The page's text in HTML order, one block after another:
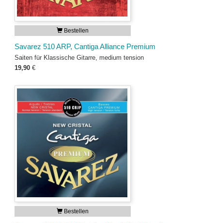
Bestellen
Savarez 510 ARP, Cantiga Alliance Premium
Saiten für Klassische Gitarre, medium tension
19,90 €
Bestellen